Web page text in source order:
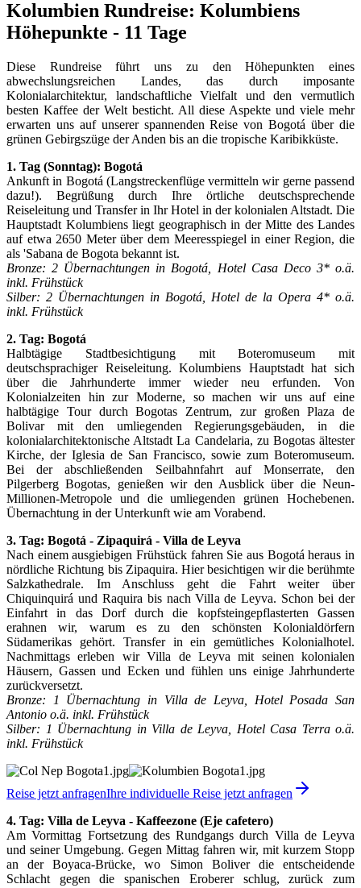
Kolumbien Rundreise: Kolumbiens
Höhepunkte - 11 Tage
Diese Rundreise führt uns zu den Höhepunkten eines
abwechslungsreichen Landes, das durch imposante
Kolonialarchitektur, landschaftliche Vielfalt und den vermutlich
besten Kaffee der Welt besticht. All diese Aspekte und viele mehr
erwarten uns auf unserer spannenden Reise von Bogotá über die
grünen Gebirgszüge der Anden bis an die tropische Karibikküste.
1. Tag (Sonntag): Bogotá
Ankunft in Bogotá (Langstreckenflüge vermitteln wir gerne passend
dazu!). Begrüßung durch Ihre örtliche deutschsprechende
Reiseleitung und Transfer in Ihr Hotel in der kolonialen Altstadt. Die
Hauptstadt Kolumbiens liegt geographisch in der Mitte des Landes
auf etwa 2650 Meter über dem Meeresspiegel in einer Region, die
als 'Sabana de Bogota bekannt ist.
Bronze: 2 Übernachtungen in Bogotá, Hotel Casa Deco 3* o.ä.
inkl. Frühstück
Silber: 2 Übernachtungen in Bogotá, Hotel de la Opera 4* o.ä.
inkl. Frühstück
2. Tag: Bogotá
Halbtägige Stadtbesichtigung mit Boteromuseum mit
deutschsprachiger Reiseleitung. Kolumbiens Hauptstadt hat sich
über die Jahrhunderte immer wieder neu erfunden. Von
Kolonialzeiten hin zur Moderne, so machen wir uns auf eine
halbtägige Tour durch Bogotas Zentrum, zur großen Plaza de
Bolivar mit den umliegenden Regierungsgebäuden, in die
kolonialarchitektonische Altstadt La Candelaria, zu Bogotas ältester
Kirche, der Iglesia de San Francisco, sowie zum Boteromuseum.
Bei der abschließenden Seilbahnfahrt auf Monserrate, den
Pilgerberg Bogotas, genießen wir den Ausblick über die Neun-
Millionen-Metropole und die umliegenden grünen Hochebenen.
Übernachtung in der Unterkunft wie am Vorabend.
3. Tag: Bogotá - Zipaquirá - Villa de Leyva
Nach einem ausgiebigen Frühstück fahren Sie aus Bogotá heraus in
nördliche Richtung bis Zipaquira. Hier besichtigen wir die berühmte
Salzkathedrale. Im Anschluss geht die Fahrt weiter über
Chiquinquirá und Raquira bis nach Villa de Leyva. Schon bei der
Einfahrt in das Dorf durch die kopfsteingepflasterten Gassen
erahnen wir, warum es zu den schönsten Kolonialdörfern
Südamerikas gehört. Transfer in ein gemütliches Kolonialhotel.
Nachmittags erleben wir Villa de Leyva mit seinen kolonialen
Häusern, Gassen und Ecken und fühlen uns einige Jahrhunderte
zurückversetzt.
Bronze: 1 Übernachtung in Villa de Leyva, Hotel Posada San
Antonio o.ä. inkl. Frühstück
Silber: 1 Übernachtung in Villa de Leyva, Hotel Casa Terra o.ä.
inkl. Frühstück
Reise jetzt anfragenIhre individuelle Reise jetzt anfragen
4. Tag: Villa de Leyva - Kaffeezone (Eje cafetero)
Am Vormittag Fortsetzung des Rundgangs durch Villa de Leyva
und seiner Umgebung. Gegen Mittag fahren wir, mit kurzem Stopp
an der Boyaca-Brücke, wo Simon Boliver die entscheidende
Schlacht gegen die spanischen Eroberer schlug, zurück zum